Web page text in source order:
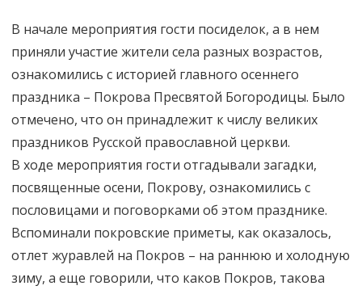
В начале мероприятия гости посиделок, а в нем
приняли участие жители села разных возрастов,
ознакомились с историей главного осеннего
праздника – Покрова Пресвятой Богородицы. Было
отмечено, что он принадлежит к числу великих
праздников Русской православной церкви.
В ходе мероприятия гости отгадывали загадки,
посвященные осени, Покрову, ознакомились с
пословицами и поговорками об этом празднике.
Вспоминали покровские приметы, как оказалось,
отлет журавлей на Покров – на раннюю и холодную
зиму, а еще говорили, что каков Покров, такова